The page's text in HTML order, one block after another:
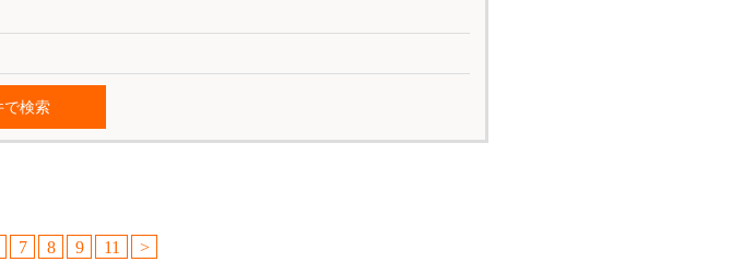
7 8 9 11 >